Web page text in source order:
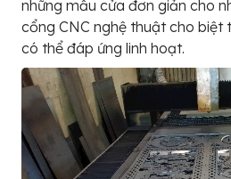
những mẫu cửa đơn giản cho
cổng CNC nghệ thuật cho biệt
có thể đáp ứng linh hoạt.